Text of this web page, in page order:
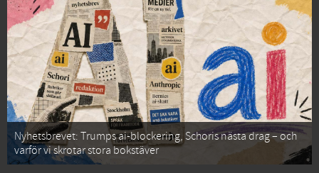
Nyhetsbrevet: Trumps ai-blockering, Schoris nästa drag – och
varför vi skrotar stora bokstäver